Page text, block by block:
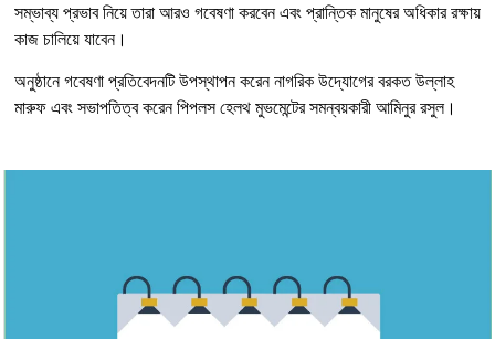
সম্ভাব্য প্রভাব নিয়ে তারা আরও গবেষণা করবেন এবং প্রান্তিক মানুষের অধিকার রক্ষায়
কাজ চালিয়ে যাবেন।
অনুষ্ঠানে গবেষণা প্রতিবেদনটি উপস্থাপন করেন নাগরিক উদ্যোগের বরকত উল্লাহ
মারুফ এবং সভাপতিত্ব করেন পিপলস হেলথ মুভমেন্টের সমন্বয়কারী আমিনুর রসুল।